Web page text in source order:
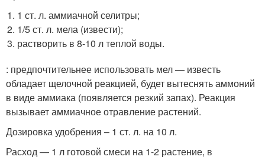
1 ст. л. аммиачной селитры;
1/5 ст. л. мела (извести);
растворить в 8-10 л теплой воды.
: предпочтительнее использовать мел — известь
обладает щелочной реакцией, будет вытеснять аммоний
в виде аммиака (появляется резкий запах). Реакция
вызывает аммиачное отравление растений.
Дозировка удобрения – 1 ст. л. на 10 л.
Расход — 1 л готовой смеси на 1-2 растение, в